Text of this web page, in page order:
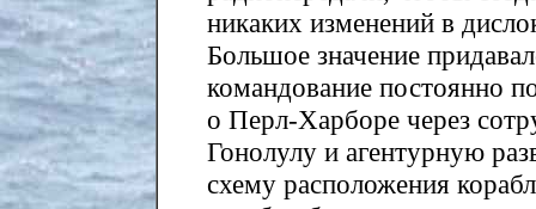
никаких изменений в
Большое значение
командование постоянно
о Перл-Харборе через
Гонолулу и агентурную
схему расположения